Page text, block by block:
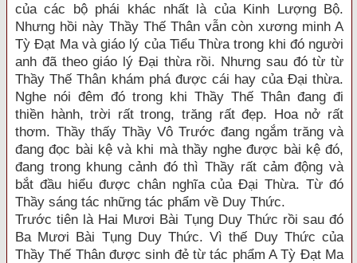
của các bộ phái khác nhất là của Kinh Lượng Bộ.
Nhưng hồi này Thầy Thế Thân vẫn còn xương minh A
Tỳ Đạt Ma và giáo lý của Tiểu Thừa trong khi đó người
anh đã theo giáo lý Đại thừa rồi. Nhưng sau đó từ từ
Thầy Thế Thân khám phá được cái hay của Đại thừa.
Nghe nói đêm đó trong khi Thầy Thế Thân đang đi
thiền hành, trời rất trong, trăng rất đẹp. Hoa nở rất
thơm. Thầy thấy Thầy Vô Trước đang ngắm trăng và
đang đọc bài kệ và khi mà thầy nghe được bài kệ đó,
đang trong khung cảnh đó thì Thầy rất cảm động và
bắt đầu hiểu được chân nghĩa của Đại Thừa. Từ đó
Thầy sáng tác những tác phẩm về Duy Thức.
Trước tiên là Hai Mươi Bài Tụng Duy Thức rồi sau đó
Ba Mươi Bài Tụng Duy Thức. Vì thế Duy Thức của
Thầy Thế Thân được sinh đẻ từ tác phẩm A Tỳ Đạt Ma